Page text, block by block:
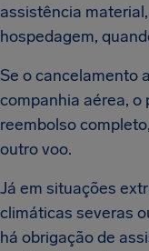
assistência
hospedagem,
Se o cancelamento
companhia aérea, o
reembolso
outro voo.
Já em situações
climáticas severas
há obrigação de